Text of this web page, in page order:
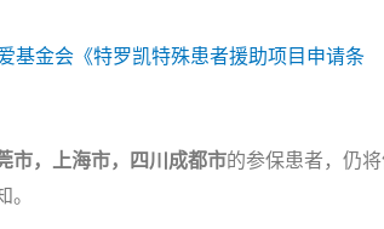
基金会《特罗凯特殊患者援助项目申请条
市，上海市，四川成都市的参保患者，仍